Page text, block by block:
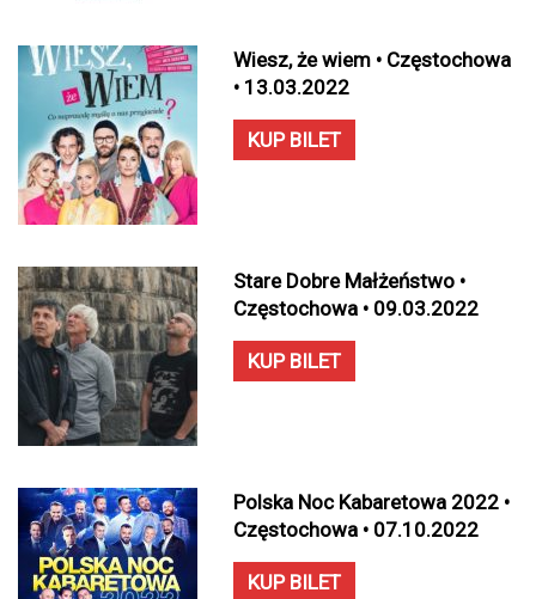
Wiesz, że wiem • Częstochowa
• 13.03.2022
KUP BILET
Stare Dobre Małżeństwo •
Częstochowa • 09.03.2022
KUP BILET
Polska Noc Kabaretowa 2022 •
Częstochowa • 07.10.2022
KUP BILET